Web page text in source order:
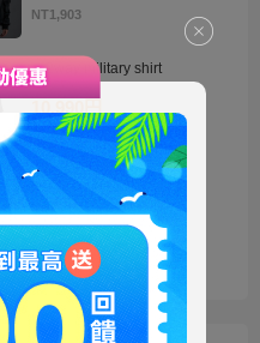
NT1,903
・2way military shirt
dress
NT2,378
【洗える】褒めらレディ
テーラード ジャケット
14,900円
NT3,224